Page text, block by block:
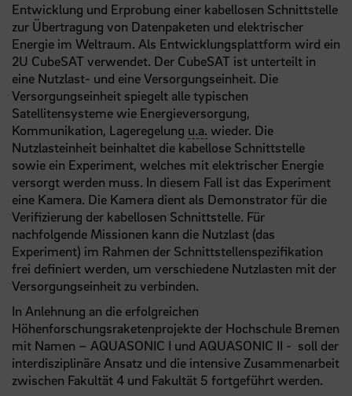
Entwicklung und Erprobung einer kabellosen Schnittstelle
zur Übertragung von Datenpaketen und elektrischer
Energie im Weltraum. Als Entwicklungsplattform wird ein
2U CubeSAT verwendet. Der CubeSAT ist unterteilt in
eine Nutzlast- und eine Versorgungseinheit. Die
Versorgungseinheit spiegelt alle typischen
Satellitensysteme wie Energieversorgung,
Kommunikation, Lageregelung u.a. wieder. Die
Nutzlasteinheit beinhaltet die kabellose Schnittstelle
sowie ein Experiment, welches mit elektrischer Energie
versorgt werden muss. In diesem Fall ist das Experiment
eine Kamera. Die Kamera dient als Demonstrator für die
Verifizierung der kabellosen Schnittstelle. Für
nachfolgende Missionen kann die Nutzlast (das
Experiment) im Rahmen der Schnittstellenspezifikation
frei definiert werden, um verschiedene Nutzlasten mit der
Versorgungseinheit zu verbinden.
In Anlehnung an die erfolgreichen
Höhenforschungsraketenprojekte der Hochschule Bremen
mit Namen – AQUASONIC I und AQUASONIC II - soll der
interdisziplinäre Ansatz und die intensive Zusammenarbeit
zwischen Fakultät 4 und Fakultät 5 fortgeführt werden.